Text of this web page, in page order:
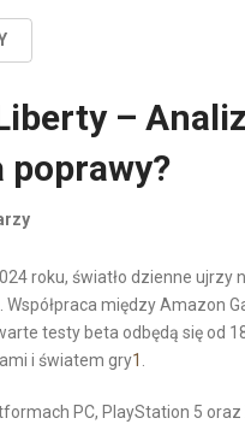
–
poprawy?
roku, światło dzienne ujrzy
między Amazon
testy beta odbędą się od
i światem gry1 .
PC, PlayStation 5